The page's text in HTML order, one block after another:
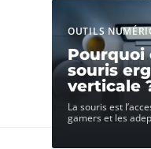
OUTILS
Pourquoi
souris
verticale
La souris est
gamers et les